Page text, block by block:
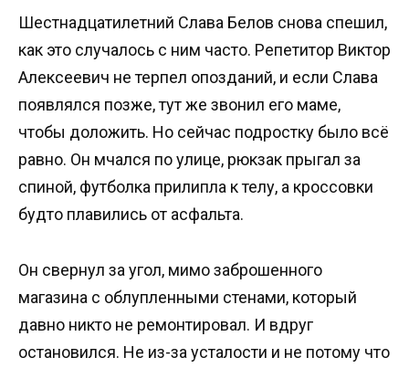
Шестнадцатилетний Слава Белов снова спешил,
как это случалось с ним часто. Репетитор Виктор
Алексеевич не терпел опозданий, и если Слава
появлялся позже, тут же звонил его маме,
чтобы доложить. Но сейчас подростку было всё
равно. Он мчался по улице, рюкзак прыгал за
спиной, футболка прилипла к телу, а кроссовки
будто плавились от асфальта.
Он свернул за угол, мимо заброшенного
магазина с облупленными стенами, который
давно никто не ремонтировал. И вдруг
остановился. Не из-за усталости и не потому что